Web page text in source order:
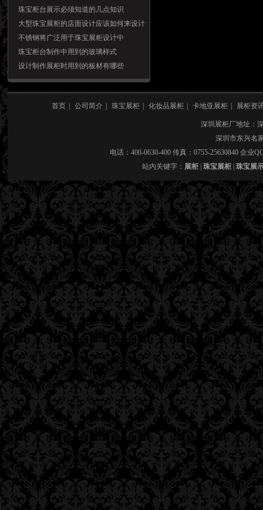
珠宝柜台展示必须知道的几点知识
大型珠宝展柜的店面设计应该如何来设计
比较恰当？
不锈钢将广泛用于珠宝展柜设计中
珠宝柜台制作中用到的玻璃样式
设计制作展柜时用到的板材有哪些
首页 | 公司简介 | 珠宝展柜 | 化妆品展柜 | 卡地亚展柜 | 展柜资
深圳展柜厂地址：
深圳市东兴名
电话：400-0630-400 传真：0755-25630840 企业
站内关键字：展柜|珠宝展柜|珠宝展